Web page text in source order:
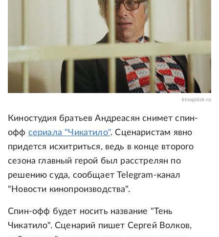
kinopoisk.ru
Киностудия братьев Андреасян снимет спин-
офф сериала "Чикатило". Сценаристам явно
придется исхитриться, ведь в конце второго
сезона главный герой был расстрелян по
решению суда, сообщает Telegram-канал
"Новости кинопроизводства".
Спин-офф будет носить название "Тень
Чикатило". Сценарий пишет Сергей Волков,